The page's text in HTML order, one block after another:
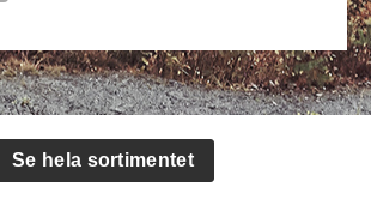
Se hela sortimentet